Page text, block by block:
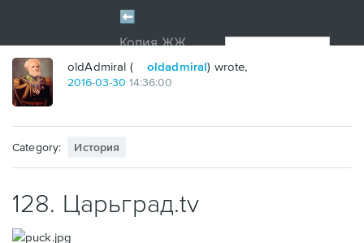
oldAdmiral ( oldadmiral) wrote,
2016-03-30 14:36:00
Category: История
128. Царьград.tv